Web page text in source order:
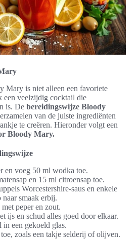
Mary is niet alleen een favoriete
een veelzijdig cocktail die
is. De bereidingswijze Bloody
van de juiste ingrediënten
te creëren. Hieronder volgt een
Bloody Mary.
en voeg 50 ml wodka toe.
en 15 ml citroensap toe.
Worcestershire-saus en enkele
naar smaak erbij.
peper en zout.
ijs en schud alles goed door elkaar.
in een gekoeld glas.
zoals een takje selderij of olijven.